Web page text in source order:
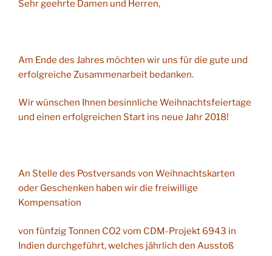
Sehr geehrte Damen und Herren,
Am Ende des Jahres möchten wir uns für die gute und
erfolgreiche Zusammenarbeit bedanken.
Wir wünschen Ihnen besinnliche Weihnachtsfeiertage
und einen erfolgreichen Start ins neue Jahr 2018!
An Stelle des Postversands von Weihnachtskarten
oder Geschenken haben wir die freiwillige
Kompensation
von fünfzig Tonnen CO2 vom CDM-Projekt 6943 in
Indien durchgeführt, welches jährlich den Ausstoß